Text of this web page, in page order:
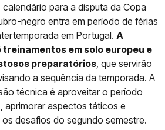
para a disputa da Copa
negro entra em período de férias
em Portugal. A
em solo europeu e
preparatórios , que servirão
a sequência da temporada. A
técnica é aproveitar o período
aprimorar aspectos táticos e
desafios do segundo semestre.